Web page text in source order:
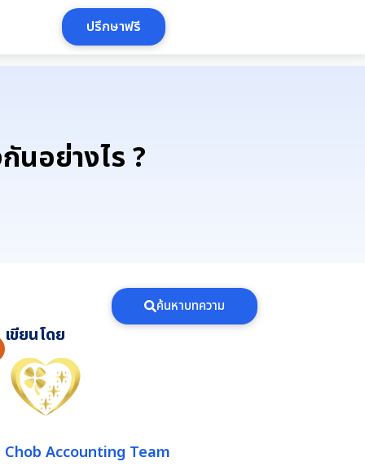
ปรึกษาฟรี
นอย่างไร ?
ค้นหาบทความ
เขียนโดย
Chob Accounting Team